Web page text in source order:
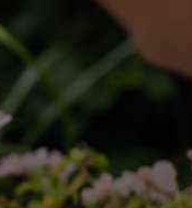
perheyritys. Siitä
ja meillä on 42 STIHLin
noin 120 maahantuojaa
meillä on
sekä Brasiliassa,
Jokainen, joka haluaa
STIHLiltä.